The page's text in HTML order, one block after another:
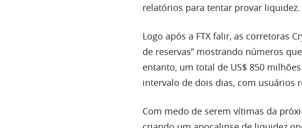
relatórios para tentar provar
Logo após a FTX falir, as corretoras
de reservas” mostrando números
entanto, um total de US$ 850
intervalo de dois dias, com usuários
Com medo de serem vítimas da